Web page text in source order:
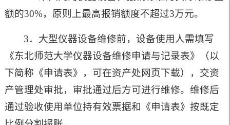
额的30%，原则上最高报销额度不超过3万元。
3．大型仪器设备维修前，设备使用人需填写
《东北师范大学仪器设备维修申请与记录表》（以
下简称《申请表》，可在资产处网页下载），交资
产管理处审批，审批通过后方可进行维修。维修后
通过验收使用单位持有效票据和《申请表》按既定